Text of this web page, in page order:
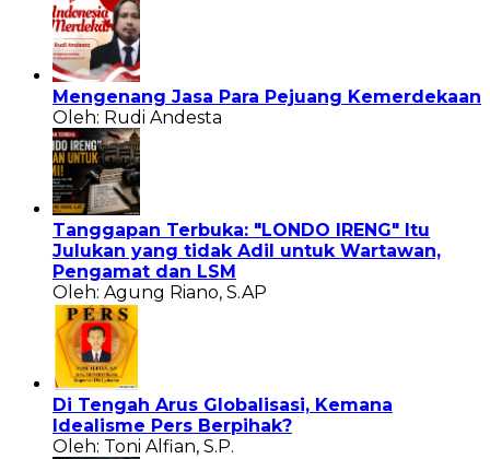
Mengenang Jasa Para Pejuang Kemerdekaan
Oleh: Rudi Andesta
Tanggapan Terbuka: "LONDO IRENG" Itu
Julukan yang tidak Adil untuk Wartawan,
Pengamat dan LSM
Oleh: Agung Riano, S.AP
Di Tengah Arus Globalisasi, Kemana
Idealisme Pers Berpihak?
Oleh: Toni Alfian, S.P.